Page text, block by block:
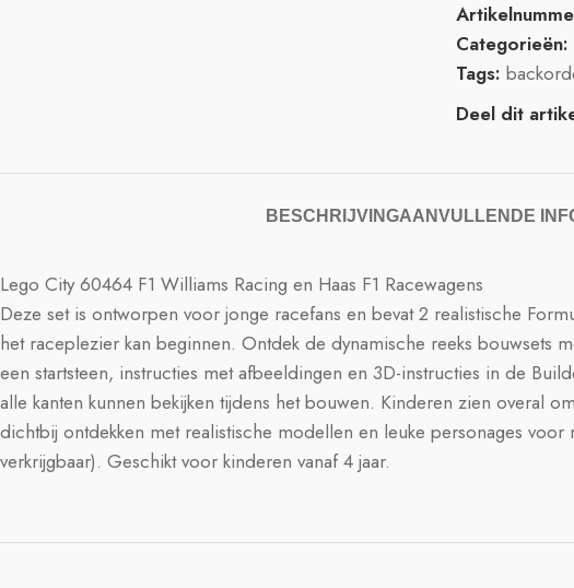
Categorieën:
Tags:
Deel dit
BESCHRIJVINGAANVULLENDE
Lego City 60464 F1 Williams Racing en Haas F1 Racewagens
Deze set is ontworpen voor jonge racefans en bevat 2 realistische
het raceplezier kan beginnen. Ontdek de dynamische reeks bouwsets
een startsteen, instructies met afbeeldingen en 3D-instructies in de
alle kanten kunnen bekijken tijdens het bouwen. Kinderen zien overal
dichtbij ontdekken met realistische modellen en leuke personages
verkrijgbaar). Geschikt voor kinderen vanaf 4 jaar.